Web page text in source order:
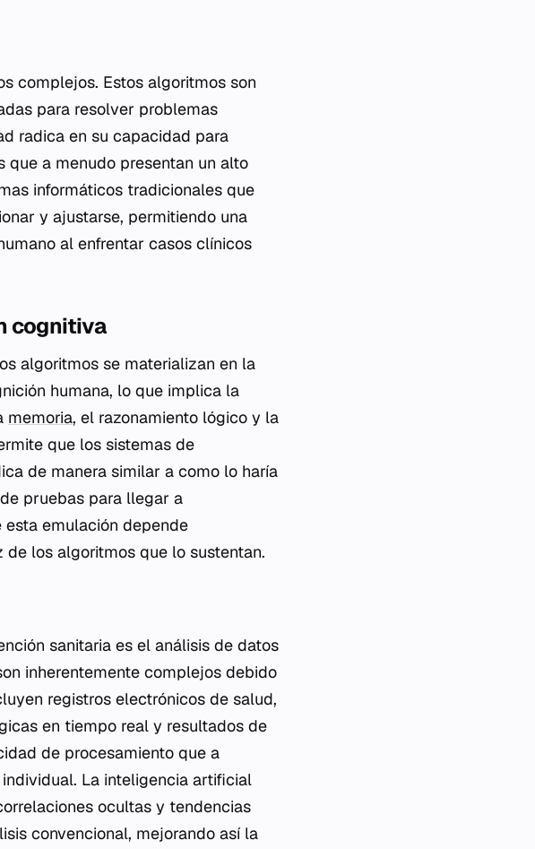
complejos. Estos algoritmos son
para resolver problemas
radica en su capacidad para
a menudo presentan un alto
informáticos tradicionales que
y ajustarse, permitiendo una
al enfrentar casos clínicos
cognitiva
algoritmos se materializan en la
humana, lo que implica la
memoria, el razonamiento lógico y la
que los sistemas de
de manera similar a como lo haría
pruebas para llegar a
emulación depende
los algoritmos que lo sustentan.
sanitaria es el análisis de datos
inherentemente complejos debido
registros electrónicos de salud,
en tiempo real y resultados de
de procesamiento que a
La inteligencia artificial
ocultas y tendencias
convencional, mejorando así la